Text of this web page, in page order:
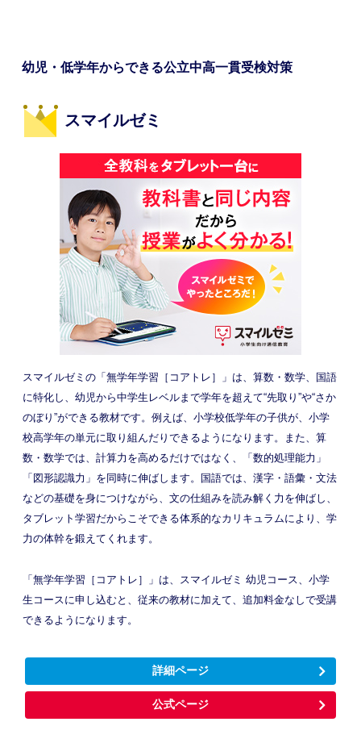
幼児・低学年からできる公立中高一貫受検対策
スマイルゼミ
スマイルゼミの「無学年学習［コアトレ］」は、算数・数学、国語
に特化し、幼児から中学生レベルまで学年を超えて“先取り”や“さか
のぼり”ができる教材です。例えば、小学校低学年の子供が、小学
校高学年の単元に取り組んだりできるようになります。また、算
数・数学では、計算力を高めるだけではなく、「数的処理能力」
「図形認識力」を同時に伸ばします。国語では、漢字・語彙・文法
などの基礎を身につけながら、文の仕組みを読み解く力を伸ばし、
タブレット学習だからこそできる体系的なカリキュラムにより、学
力の体幹を鍛えてくれます。
「無学年学習［コアトレ］」は、スマイルゼミ 幼児コース、小学
生コースに申し込むと、従来の教材に加えて、追加料金なしで受講
できるようになります。
詳細ページ
公式ページ